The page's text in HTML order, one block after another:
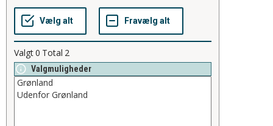
Valgt0 Total 2
Valgmuligheder